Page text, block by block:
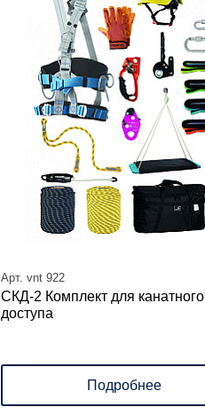
Арт. vnt 922
СКД-2 Комплект для канатного
доступа
Подробнее